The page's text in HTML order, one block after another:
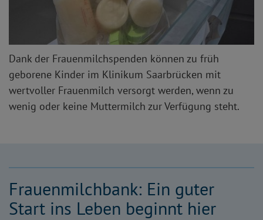
Dank der Frauenmilchspenden können zu früh
geborene Kinder im Klinikum Saarbrücken mit
wertvoller Frauenmilch versorgt werden, wenn zu
wenig oder keine Muttermilch zur Verfügung steht.
Frauenmilchbank: Ein guter
Start ins Leben beginnt hier